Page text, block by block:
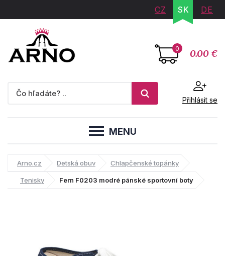
CZ SK DE
0 0.00 €
Přihlásit se
MENU
Arno.cz Detská obuv Chlapčenské topánky
Tenisky Fern F0203 modré pánské sportovní boty